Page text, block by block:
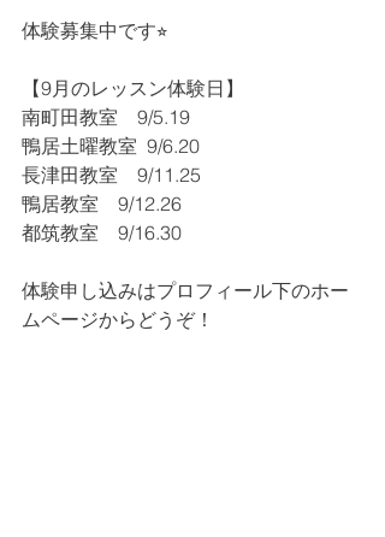
体験募集中です⭐︎
【9月のレッスン体験日】
南町田教室　9/5.19
鴨居土曜教室  9/6.20
長津田教室　9/11.25
鴨居教室　9/12.26
都筑教室　9/16.30
体験申し込みはプロフィール下のホー
ムページからどうぞ！